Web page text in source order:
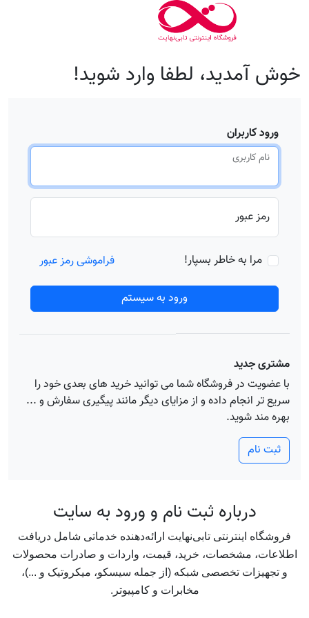
خوش آمدید، لطفا وارد شوید!
ورود کاربران
نام کاربری
رمز عبور
مرا به خاطر بسپار! فراموشی رمز عبور
ورود به سیستم
مشتری جدید
با عضویت در فروشگاه شما می توانید خرید های بعدی خود را
سریع تر انجام داده و از مزایای دیگر مانند پیگیری سفارش و ...
بهره مند شوید.
ثبت نام
درباره ثبت نام و ورود به سايت
فروشگاه اینترنتی تابی‌نهایت ارائه‌دهنده خدماتی شامل دریافت
اطلاعات، مشخصات، خرید، قیمت‌، واردات و صادرات محصولات
و تجهیزات تخصصی شبکه (از جمله سیسکو، میکروتیک و ...)،
مخابرات و کامپیوتر.